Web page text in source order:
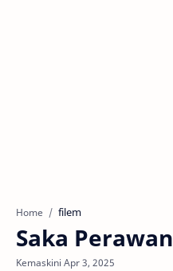
Home filem
Saka Perawan